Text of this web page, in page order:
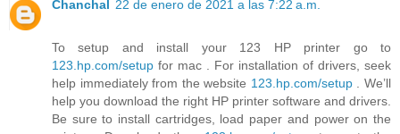
Chanchal 22 de enero de 2021 a las 7:22 a.m.
To setup and install your 123 HP printer go to
123.hp.com/setup for mac . For installation of drivers, seek
help immediately from the website 123.hp.com/setup. We’ll
help you download the right HP printer software and drivers.
Be sure to install cartridges, load paper and power on the